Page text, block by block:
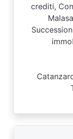
crediti,